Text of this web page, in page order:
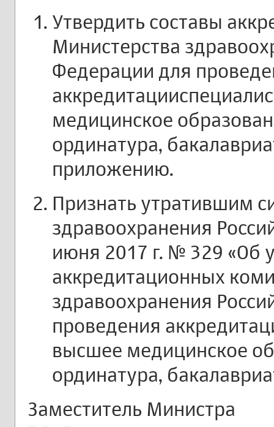
Утвердить составы
Министерства
Федерации для
медицинское
ординатура,
приложению.
Признать утратившим
здравоохранения
июня 2017 г. № 329 «Об
аккредитационных
здравоохранения
проведения
высшее медицинское
ординатура,
Заместитель Министра